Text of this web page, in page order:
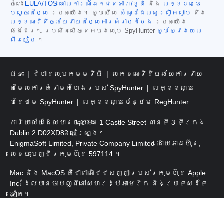
ចំពោះ EULA/TOS គោលការណ៍ឯកជនភាព/ខូគី និង
លក្ខខណ្ឌ
បញ្ចុះតម្លៃ
របស់យើង។ សូមមើល សំណួរដែលសួរញឹកញាប់ និង
លក្ខណៈវិនិច្ឆ័យវាយតម្លៃការគំរាមកំហែង
របស់យើង
ផងដែរ។ ប្រសិនបើអ្នកចង់លុប SpyHunter សូមស្វែងយល់
ពីរបៀប ។
ផ្ទះ ជំហានលុបកម្មវិធី
លក្ខណៈវិនិច្ឆ័យការវាយ
តម្លៃការគំរាមកំហែងរបស់ SpyHunter
លក្ខខណ្ឌ
បន្ថែម SpyHunter
លក្ខខណ្ឌបន្ថែម RegHunter
ការិយាល័យដែលបានចុះឈ្មោះ៖ 1 Castle Street ជាន់ទី 3 ទីក្រុង
Dublin 2 D02XD82 អៀរឡង់។
EnigmaSoft Limited, Private Company Limited ដោយភាគហ៊ុន,
លេខចុះបញ្ជីក្រុមហ៊ុន 597114 ។
Mac និង MacOS គឺជាពាណិជ្ជសញ្ញារបស់ក្រុមហ៊ុន Apple
Inc. ដែលបានចុះបញ្ជីនៅសហរដ្ឋអាមេរិក និងប្រទេសដទៃ
ទៀត។